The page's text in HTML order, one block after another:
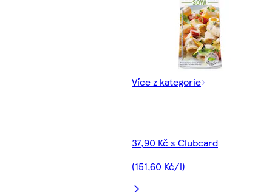
Více z kategorie
37,90 Kč s Clubcard
(151,60 Kč/l)